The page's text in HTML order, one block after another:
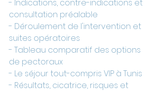
- Indications, contre-indications et
consultation préalable
- Déroulement de l'intervention et
suites opératoires
- Tableau comparatif des options
de pectoraux
- Le séjour tout-compris VIP à Tunis
- Résultats, cicatrice, risques et